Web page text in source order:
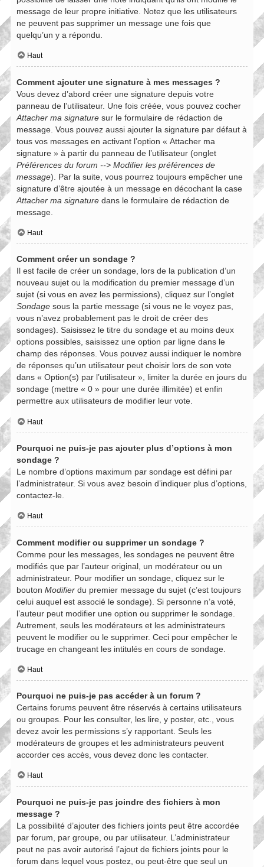
message de leur propre initiative. Notez que les utilisateurs
ne peuvent pas supprimer un message une fois que
quelqu’un y a répondu.
Haut
Comment ajouter une signature à mes messages ?
Vous devez d’abord créer une signature depuis votre
panneau de l’utilisateur. Une fois créée, vous pouvez cocher
Attacher ma signature sur le formulaire de rédaction de
message. Vous pouvez aussi ajouter la signature par défaut à
tous vos messages en activant l’option « Attacher ma
signature » à partir du panneau de l’utilisateur (onglet
Préférences du forum --> Modifier les préférences de
message). Par la suite, vous pourrez toujours empêcher une
signature d’être ajoutée à un message en décochant la case
Attacher ma signature dans le formulaire de rédaction de
message.
Haut
Comment créer un sondage ?
Il est facile de créer un sondage, lors de la publication d’un
nouveau sujet ou la modification du premier message d’un
sujet (si vous en avez les permissions), cliquez sur l’onglet
Sondage sous la partie message (si vous ne le voyez pas,
vous n’avez probablement pas le droit de créer des
sondages). Saisissez le titre du sondage et au moins deux
options possibles, saisissez une option par ligne dans le
champ des réponses. Vous pouvez aussi indiquer le nombre
de réponses qu’un utilisateur peut choisir lors de son vote
dans « Option(s) par l’utilisateur », limiter la durée en jours du
sondage (mettre « 0 » pour une durée illimitée) et enfin
permettre aux utilisateurs de modifier leur vote.
Haut
Pourquoi ne puis-je pas ajouter plus d’options à mon
sondage ?
Le nombre d’options maximum par sondage est défini par
l’administrateur. Si vous avez besoin d’indiquer plus d’options,
contactez-le.
Haut
Comment modifier ou supprimer un sondage ?
Comme pour les messages, les sondages ne peuvent être
modifiés que par l’auteur original, un modérateur ou un
administrateur. Pour modifier un sondage, cliquez sur le
bouton Modifier du premier message du sujet (c’est toujours
celui auquel est associé le sondage). Si personne n’a voté,
l’auteur peut modifier une option ou supprimer le sondage.
Autrement, seuls les modérateurs et les administrateurs
peuvent le modifier ou le supprimer. Ceci pour empêcher le
trucage en changeant les intitulés en cours de sondage.
Haut
Pourquoi ne puis-je pas accéder à un forum ?
Certains forums peuvent être réservés à certains utilisateurs
ou groupes. Pour les consulter, les lire, y poster, etc., vous
devez avoir les permissions s’y rapportant. Seuls les
modérateurs de groupes et les administrateurs peuvent
accorder ces accès, vous devez donc les contacter.
Haut
Pourquoi ne puis-je pas joindre des fichiers à mon
message ?
La possibilité d’ajouter des fichiers joints peut être accordée
par forum, par groupe, ou par utilisateur. L’administrateur
peut ne pas avoir autorisé l’ajout de fichiers joints pour le
forum dans lequel vous postez, ou peut-être que seul un